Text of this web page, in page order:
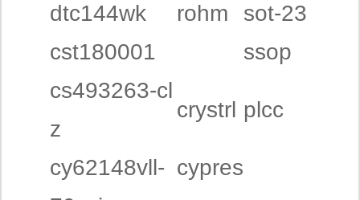
dtc144wk rohm
sot-23
cst180001
ssop
cs493263-cl
z
crystrl plcc
cy62148vll- cypres